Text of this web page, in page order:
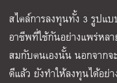
สไตล์การลงทุนทั้ง 3 รูปแ
อาชีพที่ใช้กันอย่างแพร่หลา
สมกับตนเองนั้น นอกจาก
ดีแล้ว ยังทำให้ลงทุนได้อย่